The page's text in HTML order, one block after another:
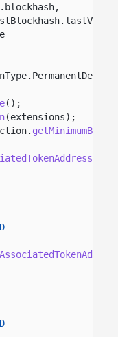
();
(extensions);